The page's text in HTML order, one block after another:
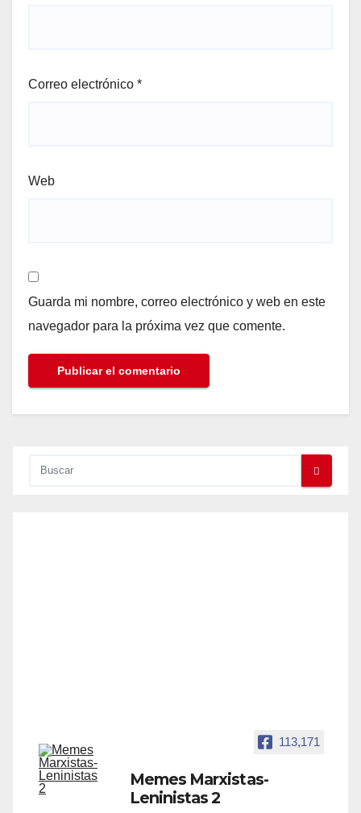
Correo electrónico *
Web
Guarda mi nombre, correo electrónico y web en este
navegador para la próxima vez que comente.
113,171
Memes Marxistas-
Leninistas 2